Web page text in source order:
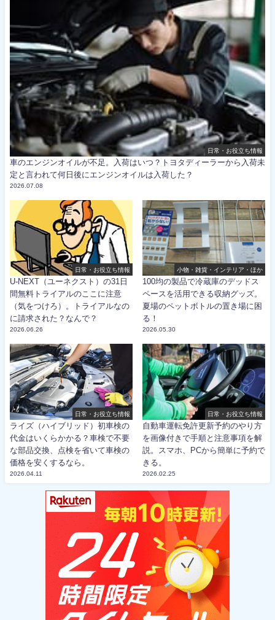
日常・お役立ち情報
車のエンジンオイルが不足。入荷はいつ？トヨタディーラーから入荷未
定と言われて何日後にエンジンオイルは入荷した？
2026.07.08
日常・お役立ち情報
U-NEXT（ユーネクスト）の31日
間無料トライアルのここに注意
（気をつけろ）。トライアルなの
に請求された？なんで？
2026.06.26
小物・雑貨・インテリア・ほか
100均の製品で冷蔵庫のデッドス
ペースを活用できる収納グッズ。
夏場のペットボトルの置き場に困
る！
2026.05.30
日常・お役立ち情報
ライズ（ハイブリッド）初車検の
代金はいくらかかる？車検で不要
な部品交換、点検を省いて車検の
価格を安くするなら。
2026.04.11
日常・お役立ち情報
自動車運転免許更新予約のやり方
を画像付きで手順と注意事項を解
説。スマホ、PCから簡単に予約で
きる。
2026.02.25